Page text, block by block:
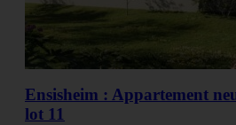
Ensisheim : Appartement
lot 11